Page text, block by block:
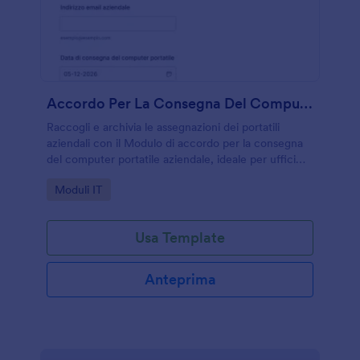
Accordo Per La Consegna Del Computer Portatile Aziendale Modulo
Raccogli e archivia le assegnazioni dei portatili
aziendali con il Modulo di accordo per la consegna
del computer portatile aziendale, ideale per uffici
consegne e responsabilità dei dispositivi.
Go to Category:
Moduli IT
Usa Template
Anteprima